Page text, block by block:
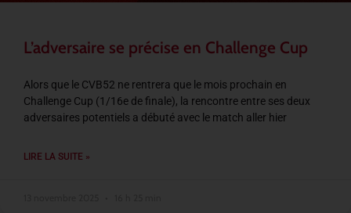
L’adversaire se précise en Challenge Cup
Alors que le CVB52 ne rentrera que le mois prochain en
Challenge Cup (1/16e de finale), la rencontre entre ses deux
adversaires potentiels a débuté avec le match aller hier
LIRE LA SUITE »